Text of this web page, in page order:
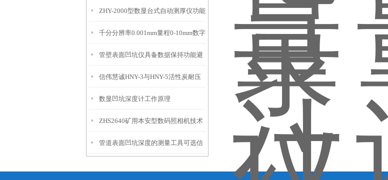
IP54级表头分辨率0.01mm量程
10mm！
ZHY-2000型数显台式自动测厚仪功能
特点
千分分辨率0.001mm量程0-10mm数字
埋头度仪技术参数！
管壁表面凹坑仪具备数据保持功能避
免测试过程中测针移动导致数据变动
信伟慧诚HNY-3与HNY-5活性炭耐压
强度测定仪技术参数！
数显凹坑深度计工作原理
ZHS2640矿用本安型数码照相机技术
参数！
管道表面凹坑深度的测量工具可选信